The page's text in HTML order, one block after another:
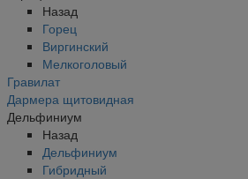
Назад
Горец
Виргинский
Мелкоголовый
Гравилат
Дармера щитовидная
Дельфиниум
Назад
Дельфиниум
Гибридный